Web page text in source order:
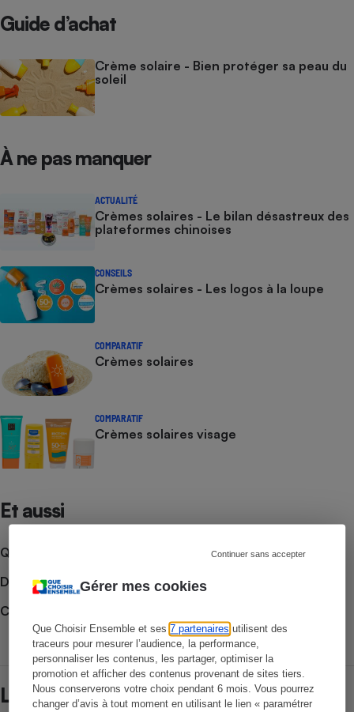
Gérer mes cookies
Que Choisir Ensemble et ses7 partenaires utilisent des
traceurs pour mesurer l’audience, la performance,
personnaliser les contenus, les partager, optimiser la
promotion et afficher des contenus provenant de sites tiers.
Nous conserverons votre choix pendant 6 mois. Vous pourrez
changer d’avis à tout moment en utilisant le lien « paramétrer
Continuer sans accepter
Guide d’achat
Crème solaire - Bien protéger sa peau du
soleil
À ne pas manquer
ACTUALITÉ
Crèmes solaires - Le bilan désastreux des
plateformes chinoises
CONSEILS
Crèmes solaires - Les logos à la loupe
COMPARATIF
Crèmes solaires
COMPARATIF
Crèmes solaires visage
Et aussi
Que faire en cas de litige ?
Découvrir le forum
Consulter nos Actions Que Choisir Ensemble
Lire aussi